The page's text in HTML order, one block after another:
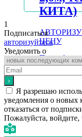
КИТА)
ЦЕНУ
Подробнее
1
Подписаться
авторизуйтесь
Уведомить о
Я разрешаю
уведомления о новых
отказаться от
Пожалуйста,